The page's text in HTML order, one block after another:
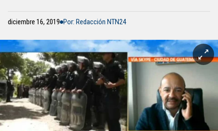
diciembre 16, 2019 Por: Redacción NTN24